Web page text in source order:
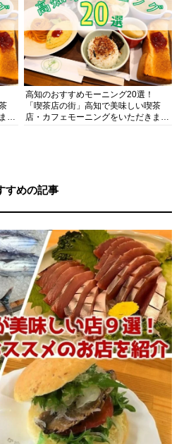
高知のおすすめモーニング20選！
「喫茶店の街」高知で美味しい喫茶
店・カフェモーニングをいただきま
すめの記事